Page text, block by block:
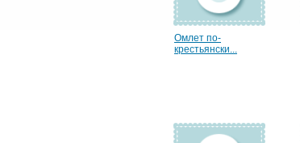
Омлет по-
крестьянски...